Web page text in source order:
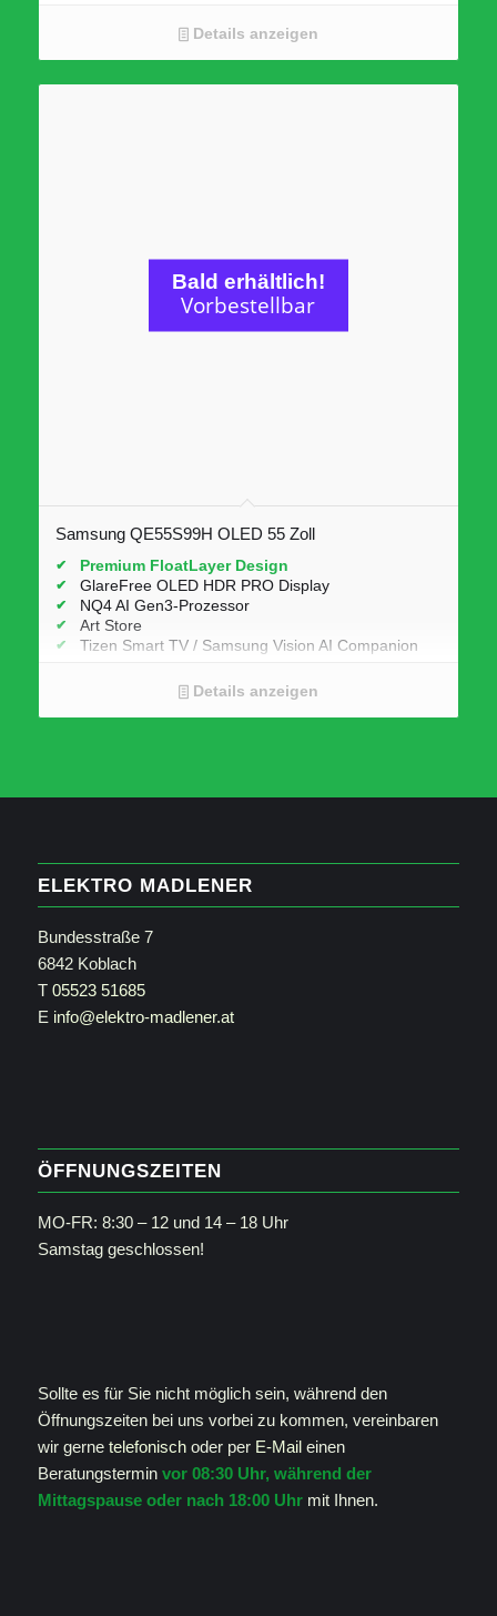
optionales SoundsystemDetails anzeigen
Bald erhältlich!
Vorbestellbar
Samsung QE55S99H OLED 55 Zoll
Premium FloatLayer Design
GlareFree OLED HDR PRO Display
NQ4 AI Gen3-Prozessor
Art Store
Tizen Smart TV / Samsung Vision AI Companion
Smart Remote
Details anzeigen
ELEKTRO MADLENER
Bundesstraße 7
6842 Koblach
T 05523 51685
E info@elektro-madlener.at
ÖFFNUNGSZEITEN
MO-FR: 8:30 – 12 und 14 – 18 Uhr
Samstag geschlossen!
Sollte es für Sie nicht möglich sein, während den
Öffnungszeiten bei uns vorbei zu kommen, vereinbaren
wir gerne telefonischoder per E-Maileinen
Beratungstermin vor 08:30 Uhr, während der
Mittagspause oder nach 18:00 Uhrmit Ihnen.